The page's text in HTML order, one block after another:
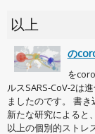
以上
の
を
ルスSARS-CoV-2は
ましたのです。 書
新たな研究によると
以上の個別的ストレ